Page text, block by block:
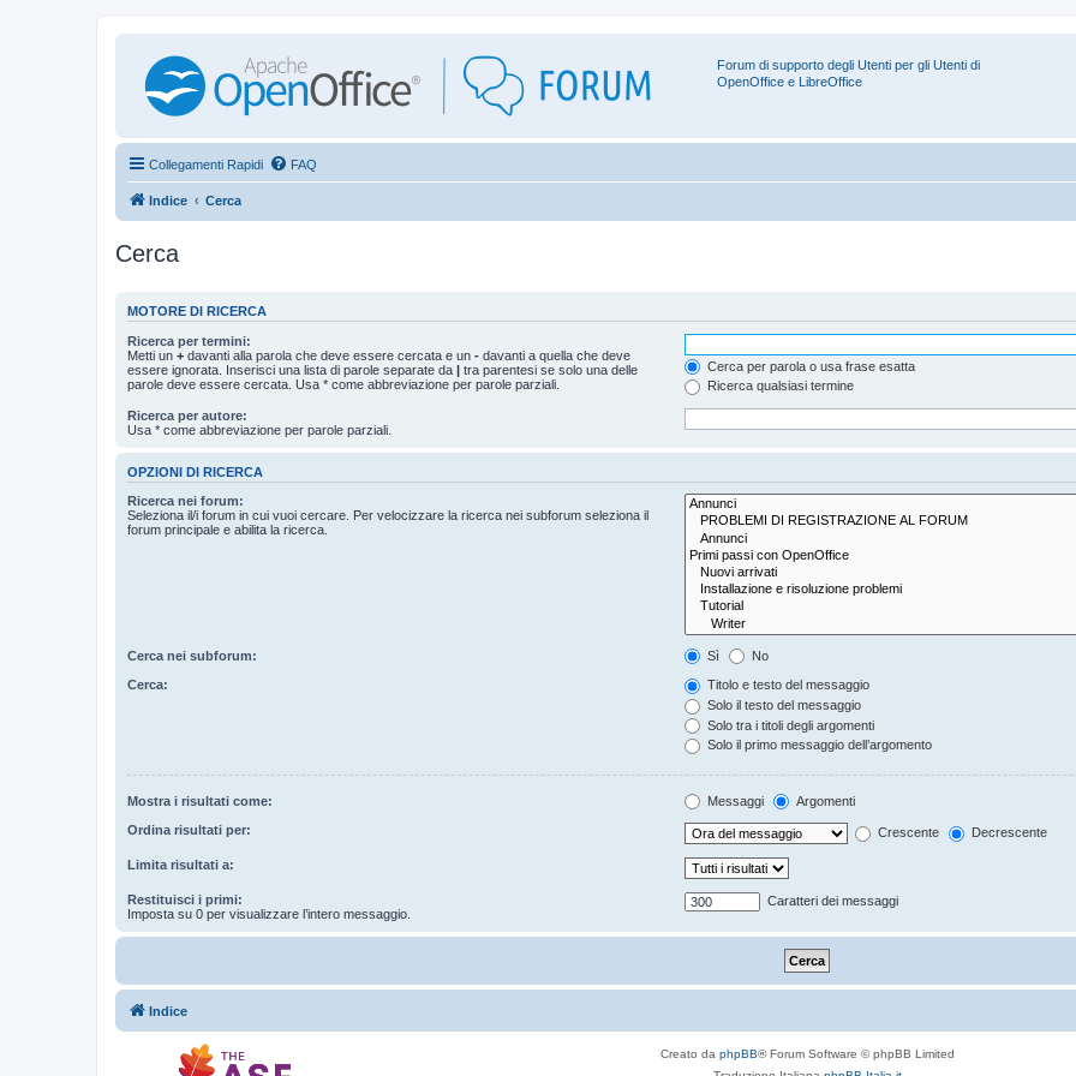
Forum di supporto degli Utenti per gli Utenti di
OpenOffice e LibreOffice
Collegamenti Rapidi FAQ
Indice Cerca
Cerca
MOTORE DI RICERCA
Ricerca per termini:
Metti un + davanti alla parola che deve essere cercata e un - davanti a quella che deve
essere ignorata. Inserisci una lista di parole separate da | tra parentesi se solo una delle
parole deve essere cercata. Usa * come abbreviazione per parole parziali.
Cerca per parola o usa frase esatta
Ricerca qualsiasi termine
Ricerca per autore:
Usa * come abbreviazione per parole parziali.
OPZIONI DI RICERCA
Ricerca nei forum:
Seleziona il/i forum in cui vuoi cercare. Per velocizzare la ricerca nei subforum seleziona il
forum principale e abilita la ricerca.
Cerca nei subforum: Sì No
Cerca:
Titolo e testo del messaggio
Solo il testo del messaggio
Solo tra i titoli degli argomenti
Solo il primo messaggio dell’argomento
Mostra i risultati come: Messaggi Argomenti
Ordina risultati per: Crescente Decrescente
Limita risultati a:
Restituisci i primi:
Imposta su 0 per visualizzare l’intero messaggio.
Caratteri dei messaggi
Indice
Creato da phpBB® Forum Software © phpBB Limited